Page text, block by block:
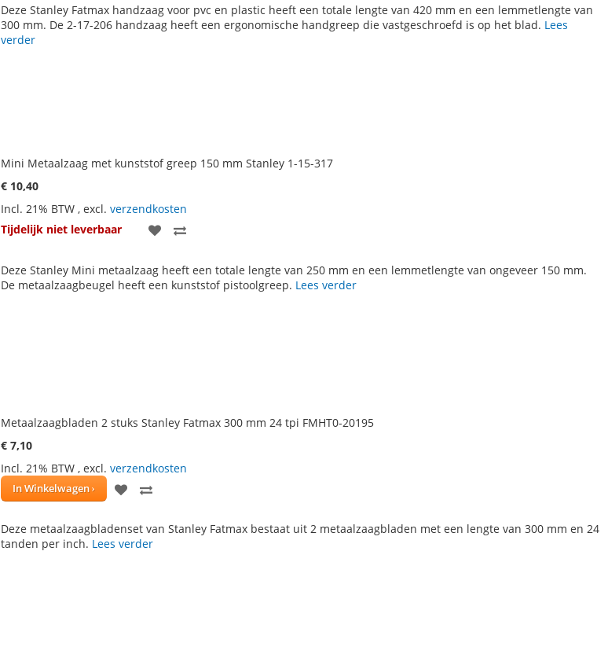
AANTE
Deze Stanley Fatmax handzaag voor pvc en plastic heeft een totale lengte van 420 mm en een lemmetlengte van
300 mm. De 2-17-206 handzaag heeft een ergonomische handgreep die vastgeschroefd is op het blad. Lees
verder
Mini Metaalzaag met kunststof greep 150 mm Stanley 1-15-317
€ 10,40
Incl. 21% BTW , excl. verzendkosten
Tijdelijk niet leverbaar
VOEG
AANTE
Deze Stanley Mini metaalzaag heeft een totale lengte van 250 mm en een lemmetlengte van ongeveer 150 mm.
De metaalzaagbeugel heeft een kunststof pistoolgreep. Lees verder
Metaalzaagbladen 2 stuks Stanley Fatmax 300 mm 24 tpi FMHT0-20195
€ 7,10
Incl. 21% BTW , excl. verzendkosten
In Winkelwagen
VOEG
AANTE
Deze metaalzaagbladenset van Stanley Fatmax bestaat uit 2 metaalzaagbladen met een lengte van 300 mm en 24
tanden per inch. Lees verder